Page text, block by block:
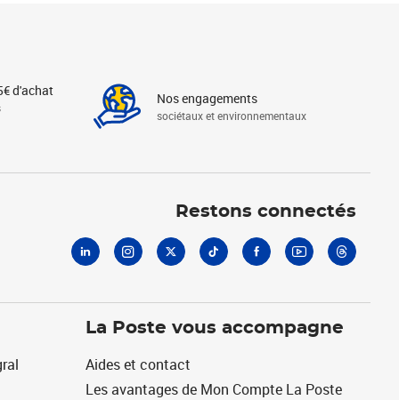
d'achat Nos engagements
sociétaux et environnementaux
Restons connectés
La Poste vous accompagne
Aides et contact
Les avantages de Mon Compte La Poste